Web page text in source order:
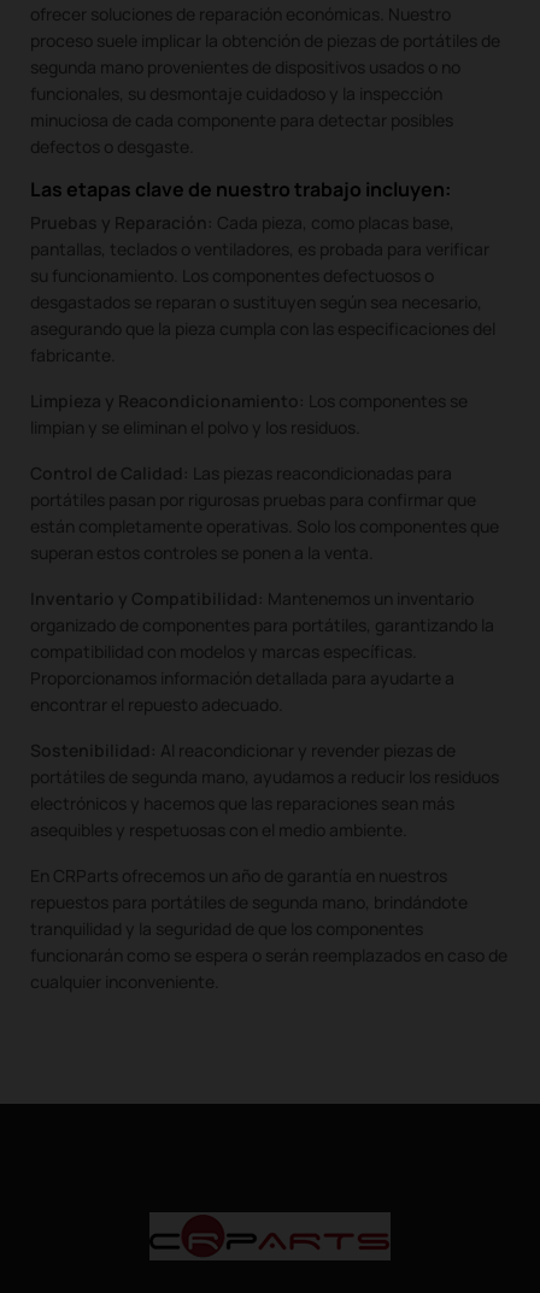
ofrecer soluciones de reparación económicas. Nuestro
proceso suele implicar la obtención de piezas de portátiles de
segunda mano provenientes de dispositivos usados o no
funcionales, su desmontaje cuidadoso y la inspección
minuciosa de cada componente para detectar posibles
defectos o desgaste.
Las etapas clave de nuestro trabajo incluyen:
Pruebas y Reparación: Cada pieza, como placas base,
pantallas, teclados o ventiladores, es probada para verificar
su funcionamiento. Los componentes defectuosos o
desgastados se reparan o sustituyen según sea necesario,
asegurando que la pieza cumpla con las especificaciones del
fabricante.
Limpieza y Reacondicionamiento:
Los componentes se
limpian y se eliminan el polvo y los residuos.
Control de Calidad:
Las piezas reacondicionadas para
portátiles pasan por rigurosas pruebas para confirmar que
están completamente operativas. Solo los componentes que
superan estos controles se ponen a la venta.
Inventario y Compatibilidad: Mantenemos un inventario
organizado de componentes para portátiles, garantizando la
compatibilidad con modelos y marcas específicas.
Proporcionamos información detallada para ayudarte a
encontrar el repuesto adecuado.
Sostenibilidad: Al reacondicionar y revender piezas de
portátiles de segunda mano, ayudamos a reducir los residuos
electrónicos y hacemos que las reparaciones sean más
asequibles y respetuosas con el medio ambiente.
En CRParts ofrecemos un año de garantía en nuestros
repuestos para portátiles de segunda mano, brindándote
tranquilidad y la seguridad de que los componentes
funcionarán como se espera o serán reemplazados en caso de
cualquier inconveniente.